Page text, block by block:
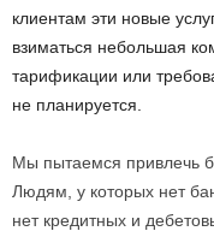
клиентам эти новые
взиматься небольшая
тарификации или
не планируется.
Мы пытаемся привлечь
Людям, у которых нет
нет кредитных и